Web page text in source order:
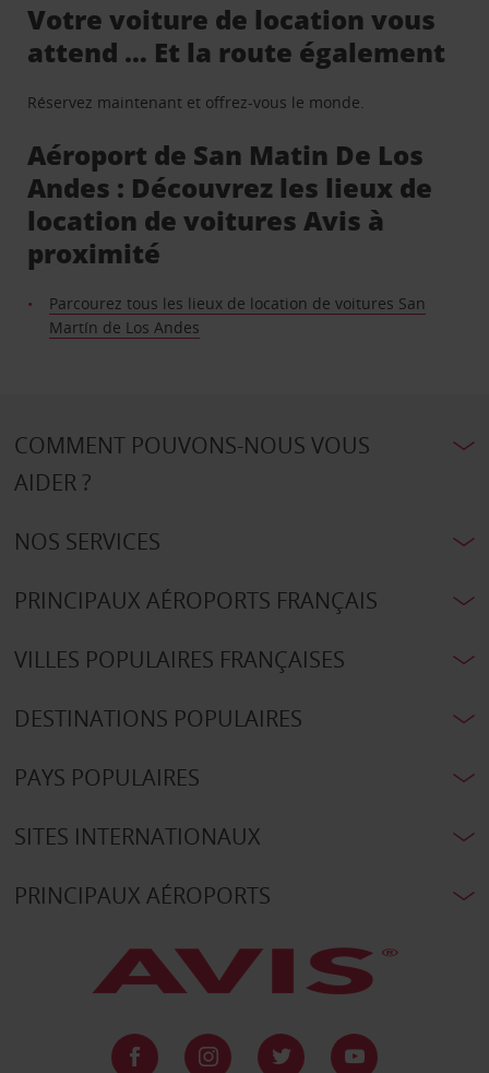
Votre voiture de location vous
attend … Et la route également
Réservez maintenant et offrez-vous le monde.
Aéroport de San Matin De Los
Andes : Découvrez les lieux de
location de voitures Avis à
proximité
Parcourez tous les lieux de location de voitures San
Martín de Los Andes
COMMENT POUVONS-NOUS VOUS
AIDER ?
NOS SERVICES
PRINCIPAUX AÉROPORTS FRANÇAIS
VILLES POPULAIRES FRANÇAISES
DESTINATIONS POPULAIRES
PAYS POPULAIRES
SITES INTERNATIONAUX
PRINCIPAUX AÉROPORTS